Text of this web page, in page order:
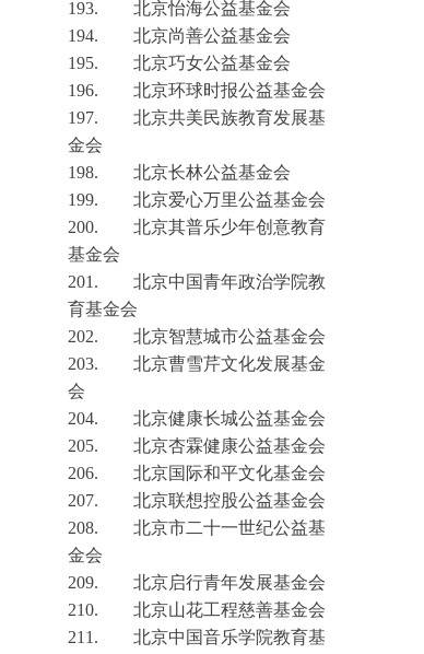
193.
北京怡海公益基金会
194.
北京尚善公益基金会
195.
北京巧女公益基金会
196.
北京环球时报公益基金会
197.
北京共美民族教育发展基
金会
198.
北京长林公益基金会
199.
北京爱心万里公益基金会
200.
北京其普乐少年创意教育
基金会
201.
北京中国青年政治学院教
育基金会
202.
北京智慧城市公益基金会
203.
北京曹雪芹文化发展基金
会
204.
北京健康长城公益基金会
205.
北京杏霖健康公益基金会
206.
北京国际和平文化基金会
207.
北京联想控股公益基金会
208.
北京市二十一世纪公益基
金会
209.
北京启行青年发展基金会
210.
北京山花工程慈善基金会
211.
北京中国音乐学院教育基